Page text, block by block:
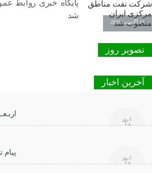
12 آگوست 2023
پایگاه خبری
شد
تصویر روز
آخرین اخبار
1 روز
قبل
2 روز
قبل